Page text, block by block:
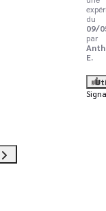
du
09/
par
E.